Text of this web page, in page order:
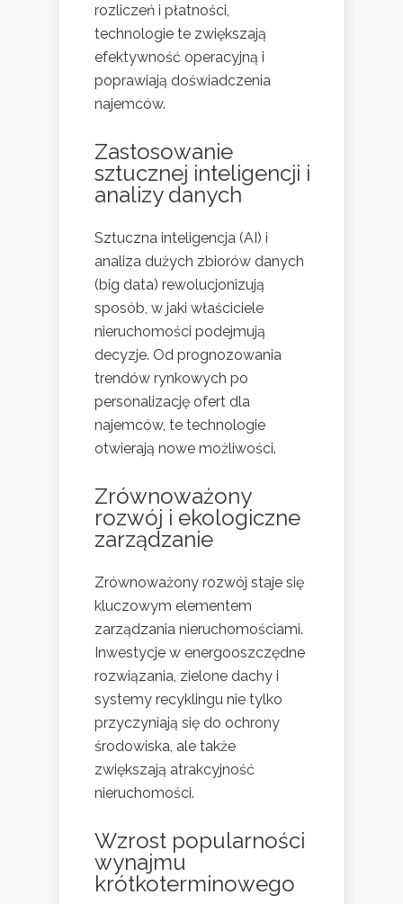
rozliczeń i płatności,
technologie te zwiększają
efektywność operacyjną i
poprawiają doświadczenia
najemców.
Zastosowanie
sztucznej inteligencji i
analizy danych
Sztuczna inteligencja (AI) i
analiza dużych zbiorów danych
(big data) rewolucjonizują
sposób, w jaki właściciele
nieruchomości podejmują
decyzje. Od prognozowania
trendów rynkowych po
personalizację ofert dla
najemców, te technologie
otwierają nowe możliwości.
Zrównoważony
rozwój i ekologiczne
zarządzanie
Zrównoważony rozwój staje się
kluczowym elementem
zarządzania nieruchomościami.
Inwestycje w energooszczędne
rozwiązania, zielone dachy i
systemy recyklingu nie tylko
przyczyniają się do ochrony
środowiska, ale także
zwiększają atrakcyjność
nieruchomości.
Wzrost popularności
wynajmu
krótkoterminowego